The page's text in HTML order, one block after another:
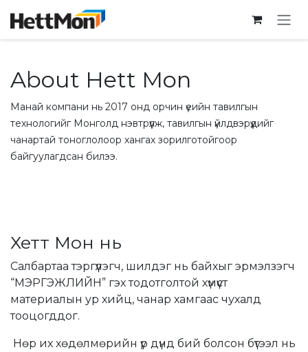
About Hett Mon
Манай компани нь 2017 онд орчин үеийн тавилгын
технологийг Монголд нэвтрүүлж, тавилгын үйлдвэрүүдийг
чанартай тоноглолоор хангах зорилготойгоор
байгуулагдсан билээ.
Хетт Мон нь
Салбартаа тэргүүлэгч, шилдэг нь байхыг эрмэлзэгч
“МЭРГЭЖЛИЙН” гэх тодотголтой хүмүүст
материалын ур хийц, чанар хамгаас чухалд
тооцогддог.
Нөр их хөдөлмөрийн үр дүнд бий болсон бүтээл нь